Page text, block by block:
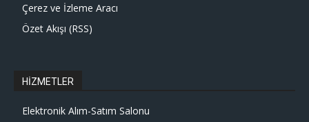
Çerez ve İzleme Aracı
Özet Akışı (RSS)
HİZMETLER
Elektronik Alım-Satım Salonu